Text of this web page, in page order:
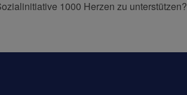
1000 Herzen zu unterstützen?